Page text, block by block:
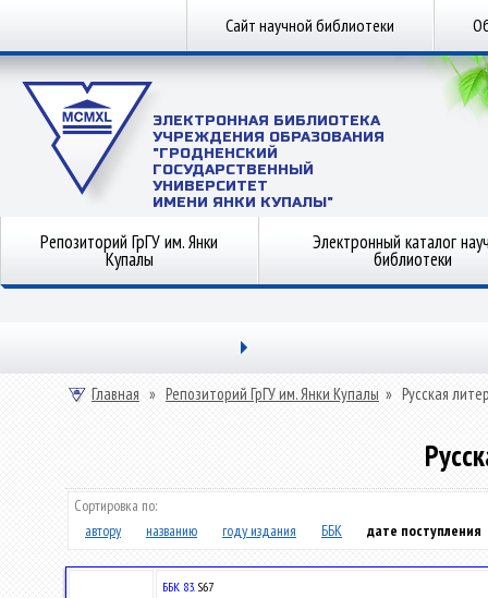
Сайт научной библиотеки
ЭЛЕКТРОННАЯ БИБЛИОТЕКА
УЧРЕЖДЕНИЯ ОБРАЗОВАНИЯ
"ГРОДНЕНСКИЙ
ГОСУДАРСТВЕННЫЙ
УНИВЕРСИТЕТ
ИМЕНИ ЯНКИ КУПАЛЫ"
Репозиторий ГрГУ им. Янки
Купалы
Электронный каталог
библиотеки
Главная » Репозиторий ГрГУ им. Янки Купалы » Русская
Сортировка по:
автору
названию году издания ББК дате поступления
ББК 83.S67